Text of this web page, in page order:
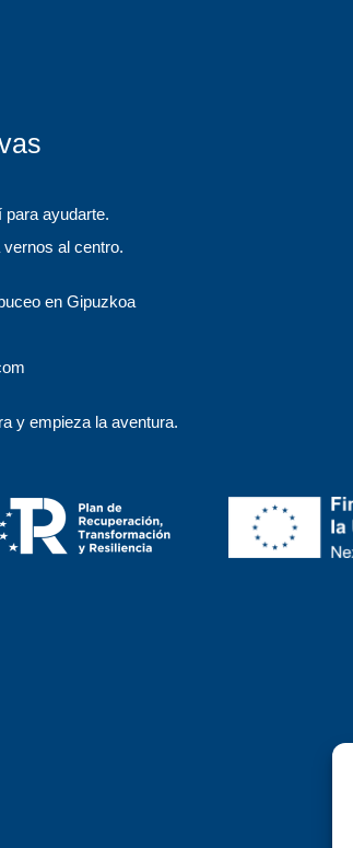
ayudarte.
al centro.
en Gipuzkoa
y empieza la aventura.